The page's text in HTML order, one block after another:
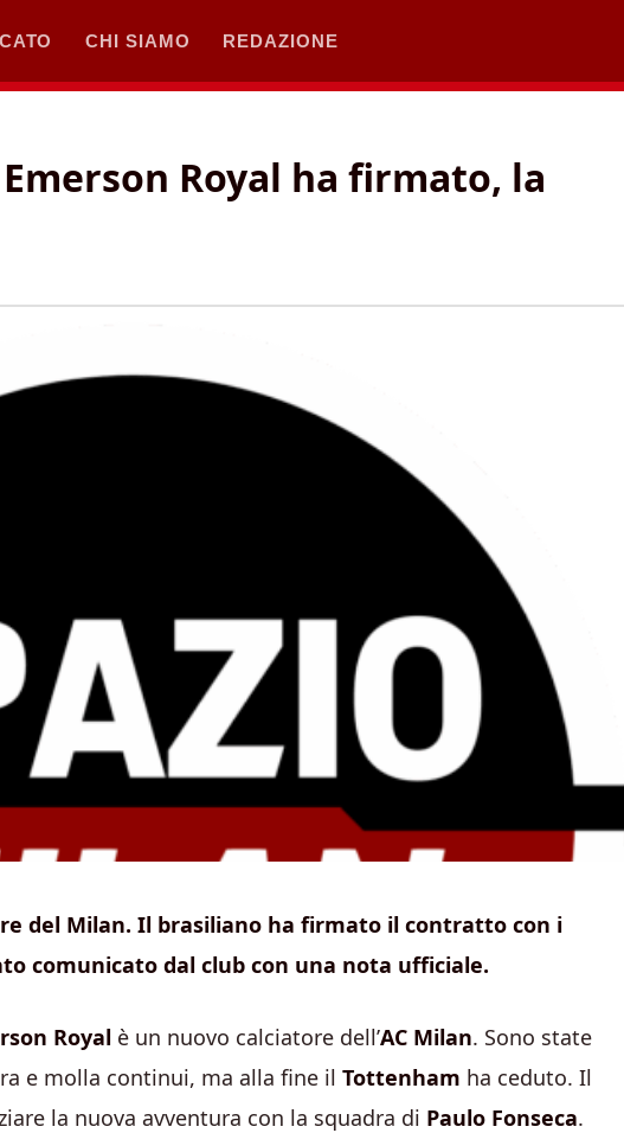
CHI SIAMO REDAZIONE
Emerson Royal ha firmato, la
del Milan. Il brasiliano ha firmato il contratto con i
comunicato dal club con una nota ufficiale.
Royal è un nuovo calciatore dell’AC Milan. Sono state
e molla continui, ma alla fine il Tottenham ha ceduto. Il
la nuova avventura con la squadra di Paulo Fonseca.